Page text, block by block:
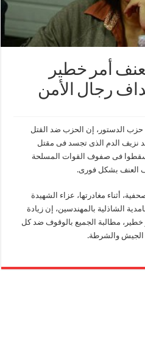
أمر خطير
رجال الأمن
حزب الدستور، إن الحزب ضد القتل
نزيف الدم الذى تجسد فى مقتل
سقطوا فى صفوف القوات المسلحة
العنف بشكل فورى.
أثناء مغادرتها، عزاء الشهيدة
الشاذلية بالمهندسين، إن زيادة
مطالبة الجميع بالوقوف ضد كل
والشرطة.